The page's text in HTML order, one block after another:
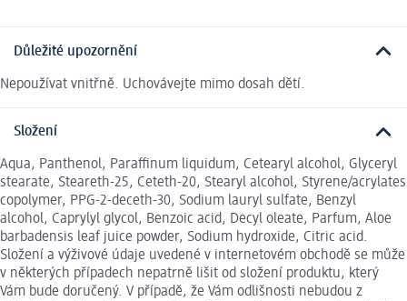
Důležité upozornění
Nepoužívat vnitřně. Uchovávejte mimo dosah dětí.
Složení
Aqua, Panthenol, Paraffinum liquidum, Cetearyl alcohol, Glyceryl
stearate, Steareth-25, Ceteth-20, Stearyl alcohol, Styrene/acrylates
copolymer, PPG-2-deceth-30, Sodium lauryl sulfate, Benzyl
alcohol, Caprylyl glycol, Benzoic acid, Decyl oleate, Parfum, Aloe
barbadensis leaf juice powder, Sodium hydroxide, Citric acid.
Složení a výživové údaje uvedené v internetovém obchodě se může
v některých případech nepatrně lišit od složení produktu, který
Vám bude doručený. V případě, že Vám odlišnosti nebudou z